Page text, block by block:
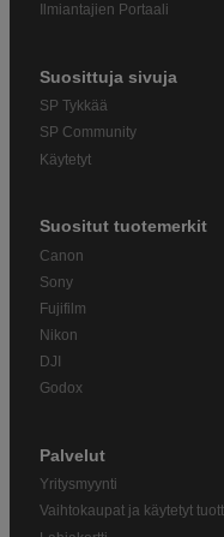
Ilmiantajien Portaali
Suosittuja sivuja
SP Tykkää
SP Community
Käytetyt
Suositut tuotemerkit
Canon
Sony
Fujifilm
Nikon
DJI
Godox
Palvelut
Yritysmyynti
Vaihtokaupat ja käytetyt